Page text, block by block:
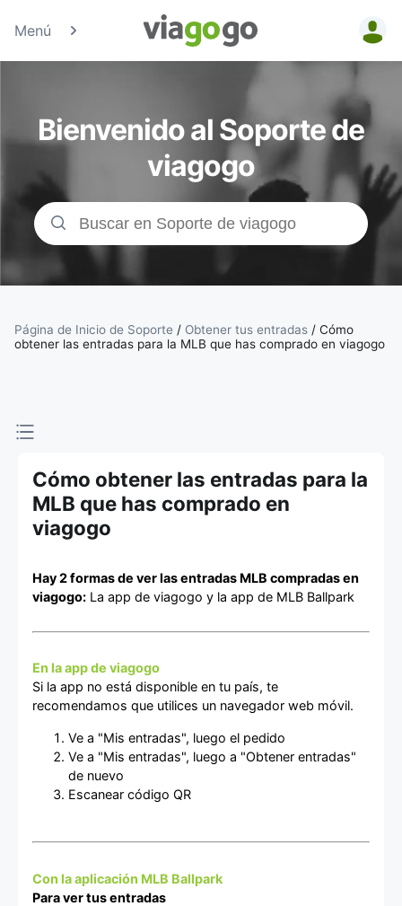
Menú
Entradas
para
Conciertos,
Deporte y
Teatro |
viagogo, el
sitio de
Bienvenido al Soporte de
viagogo
Página de Inicio de Soporte / Obtener tus entradas / Cómo
obtener las entradas para la MLB que has comprado en viagogo
Cómo obtener las entradas para la
MLB que has comprado en
viagogo
Hay 2 formas de ver las entradas MLB compradas en
viagogo: La app de viagogo y la app de MLB Ballpark
En la app de viagogo
Si la app no está disponible en tu país, te
recomendamos que utilices un navegador web móvil.
Ve a "Mis entradas", luego el pedido
Ve a "Mis entradas", luego a "Obtener entradas"
de nuevo
Escanear código QR
Con la aplicación MLB Ballpark
Para ver tus entradas